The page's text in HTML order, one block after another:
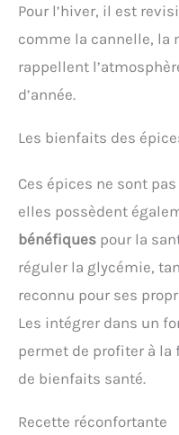
Pour l’hiver, il est
comme la cannelle, la
rappellent
d’année.
Les bienfaits des
Ces épices ne sont
elles possèdent
bénéfiques pour la
réguler la glycémie,
reconnu pour ses
Les intégrer dans un
permet de profiter à la
de bienfaits santé.
Recette réconfortante